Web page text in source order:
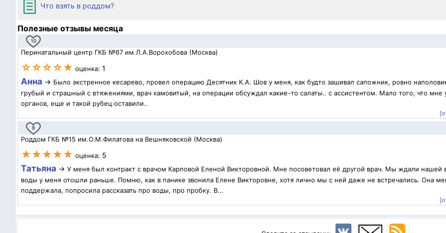
Что взять в роддом?
Полезные отзывы месяца
10
Перинатальный центр ГКБ №67 им.Л.А.Ворохобова (Москва)
☆☆☆☆★ оценка: 1
Анна → Было экстренное кесарево, провел операцию Десятник К.А. Шов у меня, как будто зашивал сапожник, ровно
грубый и страшный с втяжениями, врач хамовитый, на операции обсуждал какие-то салаты.. с ассистентом. Мало того, что мне
органов, еще и такой рубец оставили..
9
Роддом ГКБ №15 им.О.М.Филатова на Вешняковской (Москва)
★★★★★ оценка: 5
Татьяна → У меня был контракт с врачом Карповой Еленой Викторовной. Мне посоветовал её другой врач. Мы ждали нашей
воды у меня отошли раньше. Помню, как в панике звонила Елене Викторовне, хотя лично мы с ней даже не встречались. Она
поддержала, попросила рассказать про воды, про пробку. В...